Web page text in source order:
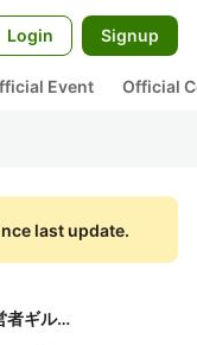
Login Signup
Event Official
last update.
運営者ギルド